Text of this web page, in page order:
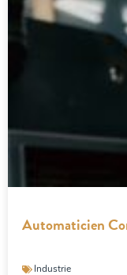
Automaticien
Industrie